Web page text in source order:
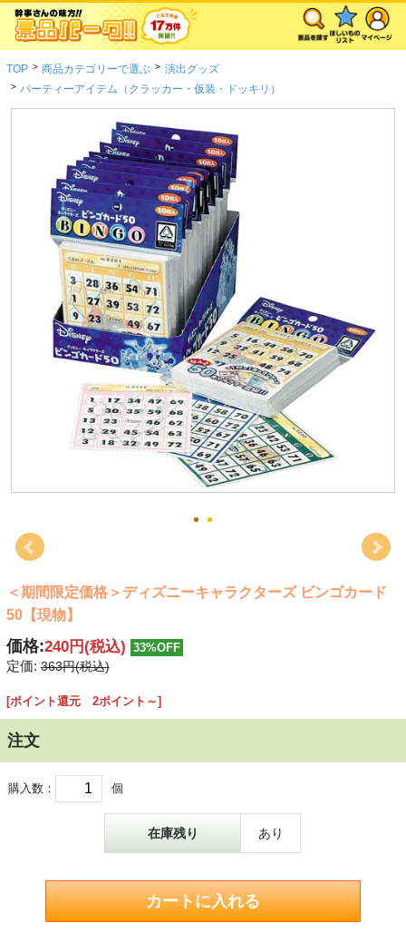
TOP > 商品カテゴリーで選ぶ > 演出グッズ
> パーティーアイテム（クラッカー・仮装・ドッキリ）
＜期間限定価格＞ディズニーキャラクターズ ビンゴカード
50【現物】
価格:240円(税込) 33%OFF
定価:363円(税込)
[ポイント還元 2ポイント～]
注文
購入数： 個
在庫残り あり